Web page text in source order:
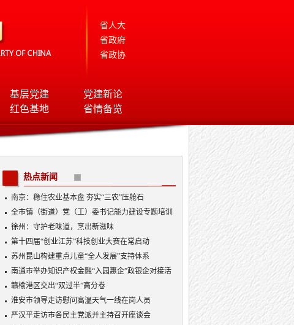
省人大
省政府
省政协
基层党建
党建新论
红色基地 省情备览
热点新闻
南京：稳住农业基本盘 夯实“三农”压舱石
全市镇（街道）党（工）委书记能力建设专题培训
班开班
徐州：守护老味道，烹出新滋味
第十四届“创业江苏”科技创业大赛在常启动
苏州昆山构建重点儿童“全人发展”支持体系
南通市举办知识产权金融“入园惠企”政银企对接活
动
赣榆港区交出“双过半”高分卷
淮安市领导走访慰问高温天气一线在岗人员
严汉平走访市各民主党派并主持召开座谈会